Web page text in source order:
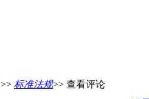
>> 标准法规>> 查看评论